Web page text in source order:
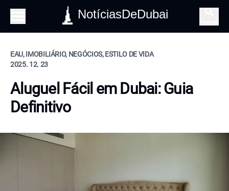
NotíciasDeDubai
EAU, IMOBILIÁRIO, NEGÓCIOS, ESTILO DE VIDA
2025. 12. 23
Aluguel Fácil em Dubai: Guia
Definitivo